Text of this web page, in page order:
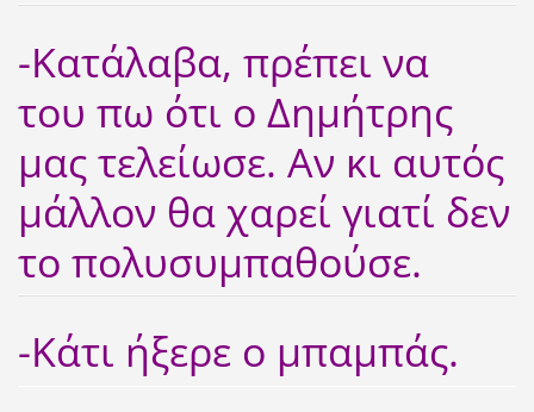
-Κατάλαβα, πρέπει να
του πω ότι ο Δημήτρης
μας τελείωσε. Αν κι αυτός
μάλλον θα χαρεί γιατί δεν
το πολυσυμπαθούσε.
-Κάτι ήξερε ο μπαμπάς.